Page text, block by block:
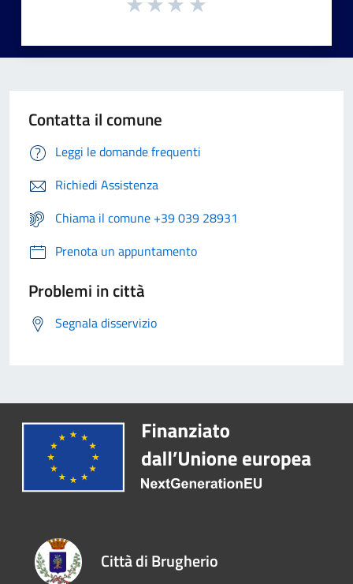
Contatta il comune
Leggi le domande frequenti
Richiedi Assistenza
Chiama il comune +39 039 28931
Prenota un appuntamento
Problemi in città
Segnala disservizio
Città di Brugherio